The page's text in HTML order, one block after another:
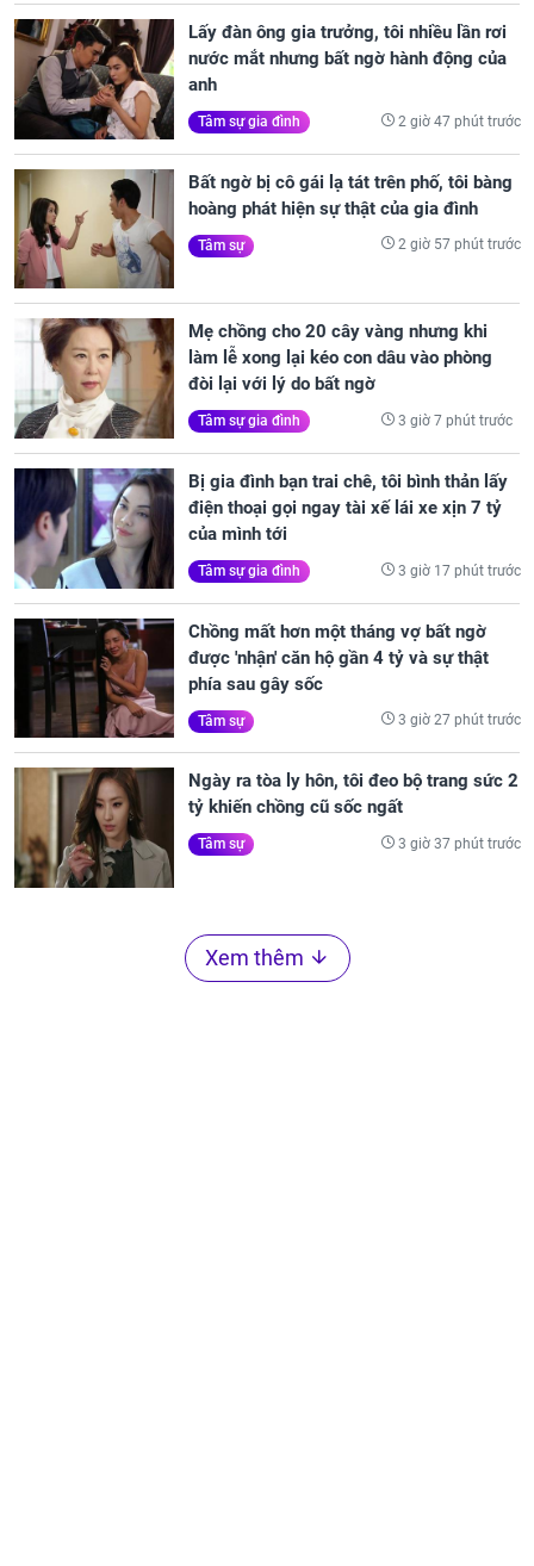
Lấy đàn ông gia trưởng, tôi nhiều lần rơi
nước mắt nhưng bất ngờ hành động của
anh
Tâm sự gia đình 2 giờ 47 phút trước
Bất ngờ bị cô gái lạ tát trên phố, tôi bàng
hoàng phát hiện sự thật của gia đình
Tâm sự 2 giờ 57 phút trước
Mẹ chồng cho 20 cây vàng nhưng khi
làm lễ xong lại kéo con dâu vào phòng
đòi lại với lý do bất ngờ
Tâm sự gia đình 3 giờ 7 phút trước
Bị gia đình bạn trai chê, tôi bình thản lấy
điện thoại gọi ngay tài xế lái xe xịn 7 tỷ
của mình tới
Tâm sự gia đình 3 giờ 17 phút trước
Chồng mất hơn một tháng vợ bất ngờ
được 'nhận' căn hộ gần 4 tỷ và sự thật
phía sau gây sốc
Tâm sự 3 giờ 27 phút trước
Ngày ra tòa ly hôn, tôi đeo bộ trang sức 2
tỷ khiến chồng cũ sốc ngất
Tâm sự 3 giờ 37 phút trước
Xem thêm